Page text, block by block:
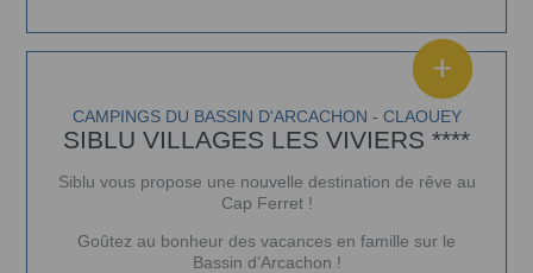
CAMPINGS DU BASSIN D'ARCACHON - CLAOUEY
SIBLU VILLAGES LES VIVIERS ****
Siblu vous propose une nouvelle destination de rêve au
Cap Ferret !
Goûtez au bonheur des vacances en famille sur le
Bassin d’Arcachon !